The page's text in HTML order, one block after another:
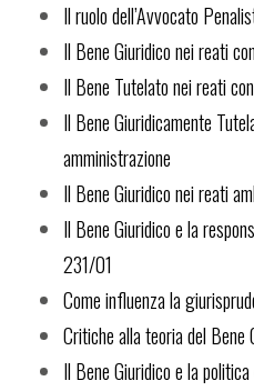
Il ruolo dell’Avvocato
Il Bene Giuridico nei reati
Il Bene Tutelato nei reati
Il Bene Giuridicamente
amministrazione
Il Bene Giuridico nei reati
Il Bene Giuridico e la
231/01
Come influenza la
Critiche alla teoria del Bene
Il Bene Giuridico e la